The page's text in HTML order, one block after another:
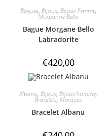
Bagues, Bijoux, Bijoux Femme,
Morganne Bello
Bague Morgane Bello
Labradorite
€420,00
Albanu,Bijoux,Bijoux homme,
Bracelets,Marques
Bracelet Albanu